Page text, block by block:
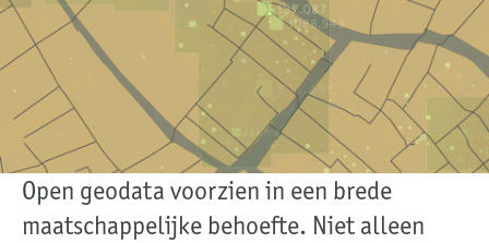
Open geodata voorzien in een brede
maatschappelijke behoefte. Niet alleen